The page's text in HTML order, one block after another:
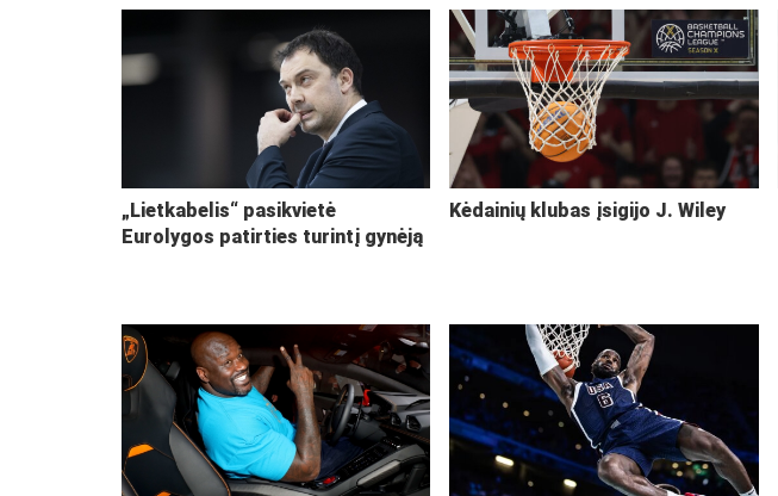
„Lietkabelis“ pasikvietė
Eurolygos patirties turintį gynėją
Kėdainių klubas įsigijo J. Wiley